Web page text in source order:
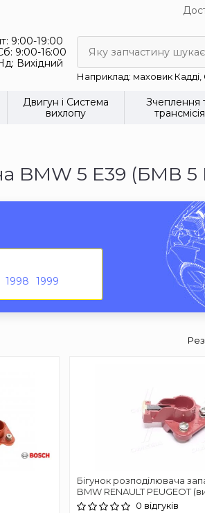
9:00-19:00
9:00-16:00
Вихідний
Яку запчастину
Наприклад: маховик Кадді,
Двигун і Система
вихлопу
Зчеплення
трансмісія
BMW 5 E39 (БМВ 5
1998 1999
Бігунок розподілювача
BMW RENAULT PEUGEOT
0 відгуків